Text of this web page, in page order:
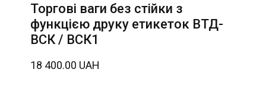
Торгові ваги без стійки з
функцією друку етикеток ВТД-
ВСК / ВСК1
18 400.00 UAH